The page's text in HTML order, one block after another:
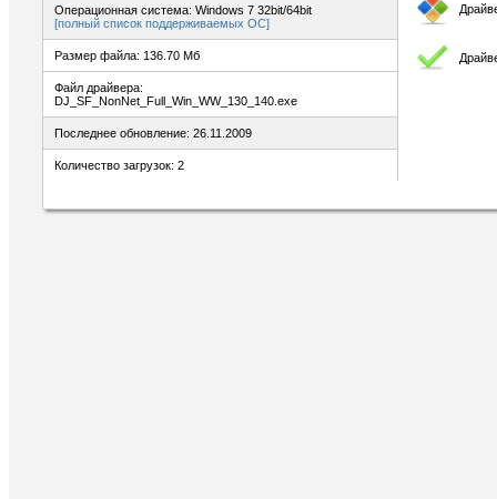
Операционная система: Windows 7 32bit/64bit
[полный список поддерживаемых ОС]
Размер файла: 136.70 Мб
Файл драйвера:
DJ_SF_NonNet_Full_Win_WW_130_140.exe
Последнее обновление: 26.11.2009
Количество загрузок: 2